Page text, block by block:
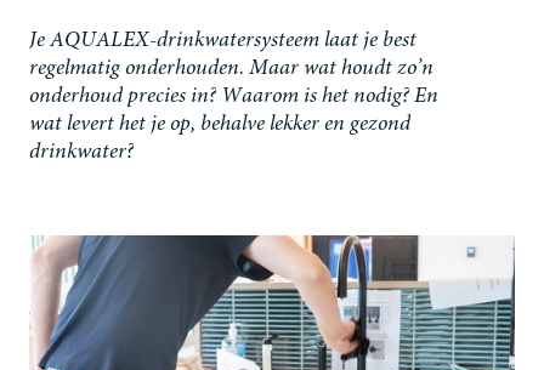
Je AQUALEX-drinkwatersysteem laat je best
regelmatig onderhouden. Maar wat houdt zo’n
onderhoud precies in? Waarom is het nodig? En
wat levert het je op, behalve lekker en gezond
drinkwater?